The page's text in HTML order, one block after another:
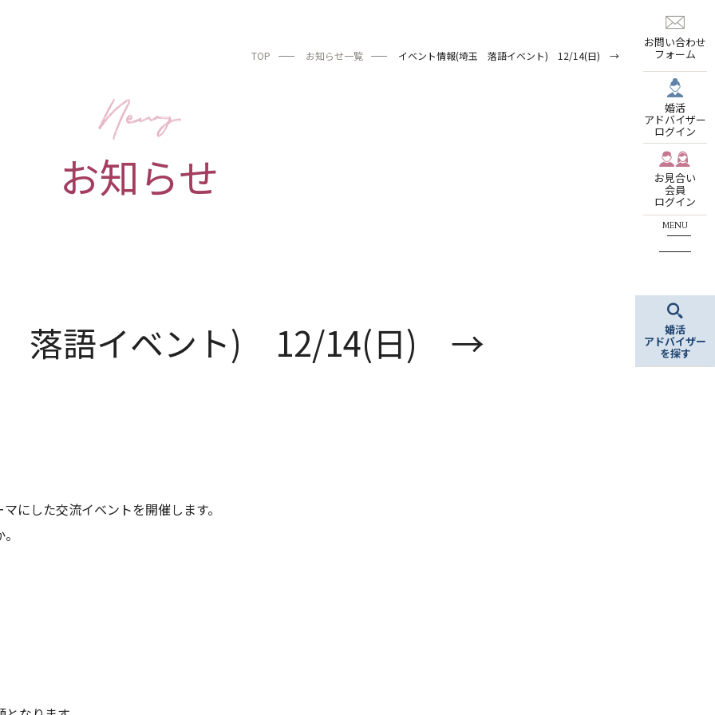
お問い合わせ
フォーム
婚活
アドバイザー
ログイン
お見合い
会員
ログイン
婚活
アドバイザー
を探す
TOP お知らせ一覧 イベント情報(埼玉 落語イベント) 12/14(日) →
お知らせ
落語イベント) 12/14(日) →
にした交流イベントを開催します。